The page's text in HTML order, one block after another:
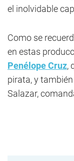
el inolvidable
Como se
en estas
Penélope Cruz,
pirata, y también
Salazar,